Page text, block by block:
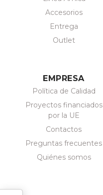
Accesorios
Entrega
Outlet
EMPRESA
Política de Calidad
Proyectos financiados
por la UE
Contactos
Preguntas frecuentes
Quiénes somos